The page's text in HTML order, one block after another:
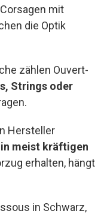
mit
die Optik
zählen Ouvert-
Strings oder
Hersteller
meist kräftigen
erhalten, hängt
in Schwarz,